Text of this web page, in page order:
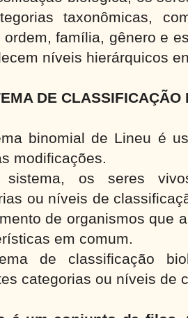
taxonômicas,
ordem, família, gênero e
níveis hierárquicos
DE
binomial de Lineu é
modificações.
sistema, os seres
ou níveis de
de organismos que
em comum.
de classificação
categorias ou níveis de